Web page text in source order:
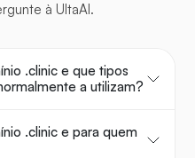
à UltaAI.
.clinic e que tipos
a utilizam?
.clinic e para quem